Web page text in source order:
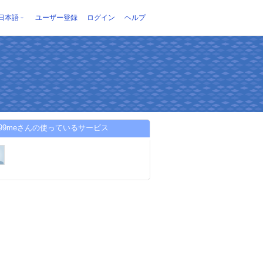
本語 ユーザー登録 ログイン ヘルプ
さんの使っているサービス